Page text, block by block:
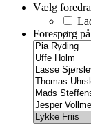
Vælg
Forespørg